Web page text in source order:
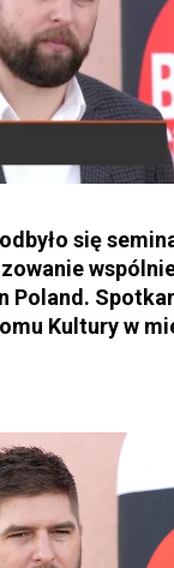
się
Poland.
Kultury w